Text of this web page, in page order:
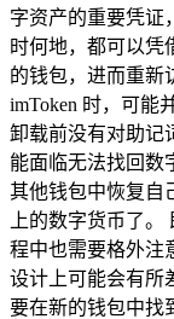
字资产的重要凭证
时何地，都可以凭
的钱包，进而重新
imToken 时，可能
卸载前没有对助记
能面临无法找回数
其他钱包中恢复自
上的数字货币了
程中也需要格外注
设计上可能会有所
要在新的钱包中找